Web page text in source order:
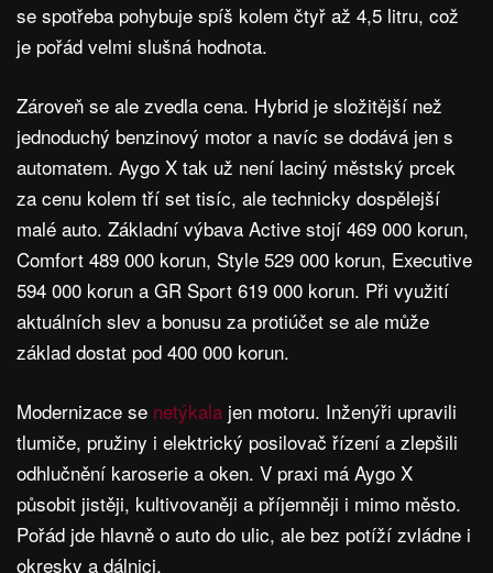
se spotřeba pohybuje spíš kolem čtyř až 4,5 litru, což
je pořád velmi slušná hodnota.
Zároveň se ale zvedla cena. Hybrid je složitější než
jednoduchý benzinový motor a navíc se dodává jen s
automatem. Aygo X tak už není laciný městský prcek
za cenu kolem tří set tisíc, ale technicky dospělejší
malé auto. Základní výbava Active stojí 469 000 korun,
Comfort 489 000 korun, Style 529 000 korun, Executive
594 000 korun a GR Sport 619 000 korun. Při využití
aktuálních slev a bonusu za protiúčet se ale může
základ dostat pod 400 000 korun.
Modernizace se netýkala jen motoru. Inženýři upravili
tlumiče, pružiny i elektrický posilovač řízení a zlepšili
odhlučnění karoserie a oken. V praxi má Aygo X
působit jistěji, kultivovaněji a příjemněji i mimo město.
Pořád jde hlavně o auto do ulic, ale bez potíží zvládne i
okresky a dálnici.